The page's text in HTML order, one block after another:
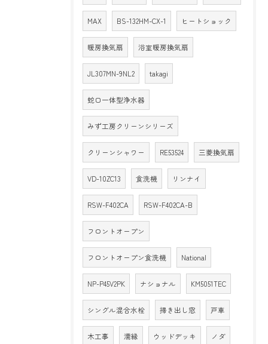
MAX BS-132HM-CX-1 ヒートショック
暖房換気扇 浴室暖房換気扇
JL307MN-9NL2 takagi
蛇口一体型浄水器
みず工房クリーンシリーズ
クリーンシャワー RE53524 三菱換気扇
VD-10ZC13 食洗機 リンナイ
RSW-F402CA RSW-F402CA-B
フロントオープン
フロントオープン食洗機 National
NP-P45V2PK ナショナル KM5051TEC
シングル混合水栓 掃き出し窓 戸車
木工事 濡縁 ウッドデッキ ノダ